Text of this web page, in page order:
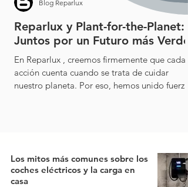
Reparlux y Plant-for-the-Planet:
Juntos por un Futuro más Verde
En Reparlux , creemos firmemente que cada
acción cuenta cuando se trata de cuidar
nuestro planeta. Por eso, hemos unido fuerzas
Blog Reparlux
Los mitos más comunes sobre los
coches eléctricos y la carga en
casa